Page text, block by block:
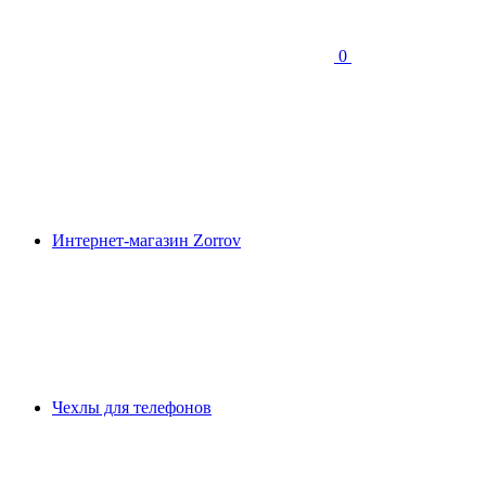
0
Интернет-магазин Zorrov
Чехлы для телефонов